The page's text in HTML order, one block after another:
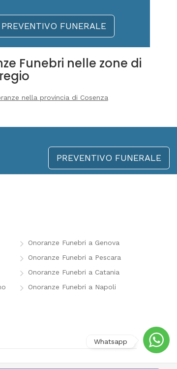
PREVENTIVO FUNERALE
Funebri nelle zone di
nella provincia di Cosenza
PREVENTIVO FUNERALE
Onoranze Funebri a Genova
Onoranze Funebri a Pescara
Onoranze Funebri a Catania
Onoranze Funebri a Napoli